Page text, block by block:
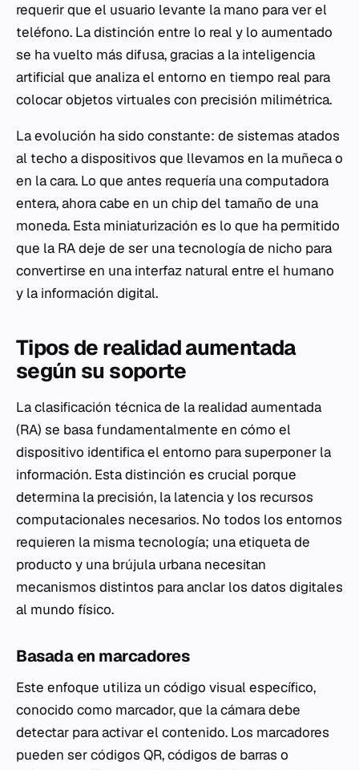
requerir que el usuario levante la mano para ver el
teléfono. La distinción entre lo real y lo aumentado
se ha vuelto más difusa, gracias a la inteligencia
artificial que analiza el entorno en tiempo real para
colocar objetos virtuales con precisión milimétrica.
La evolución ha sido constante: de sistemas atados
al techo a dispositivos que llevamos en la muñeca o
en la cara. Lo que antes requería una computadora
entera, ahora cabe en un chip del tamaño de una
moneda. Esta miniaturización es lo que ha permitido
que la RA deje de ser una tecnología de nicho para
convertirse en una interfaz natural entre el humano
y la información digital.
Tipos de realidad aumentada
según su soporte
La clasificación técnica de la realidad aumentada
(RA) se basa fundamentalmente en cómo el
dispositivo identifica el entorno para superponer la
información. Esta distinción es crucial porque
determina la precisión, la latencia y los recursos
computacionales necesarios. No todos los entornos
requieren la misma tecnología; una etiqueta de
producto y una brújula urbana necesitan
mecanismos distintos para anclar los datos digitales
al mundo físico.
Basada en marcadores
Este enfoque utiliza un código visual específico,
conocido como marcador, que la cámara debe
detectar para activar el contenido. Los marcadores
pueden ser códigos QR, códigos de barras o